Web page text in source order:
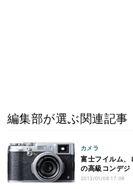
編集部が選ぶ関連記事
カメラ
富士フイルム、
の高級コンデジ
2013/01/08 17:09